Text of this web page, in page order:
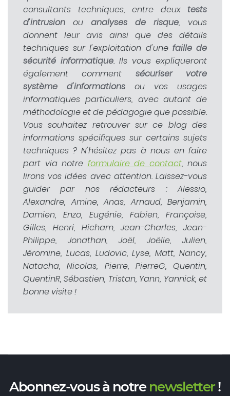
consultants techniques, entre deux tests
d'intrusion ou analyses de risque, vous
donnent leur avis ainsi que des détails
techniques sur l'exploitation d'une faille de
sécurité informatique. Ils vous expliqueront
également comment sécuriser votre
système d'informations ou vos usages
informatiques particuliers, avec autant de
méthodologie et de pédagogie que possible.
Vous souhaitez retrouver sur ce blog des
informations spécifiques sur certains sujets
techniques ? N'hésitez pas à nous en faire
part via notre formulaire de contact, nous
lirons vos idées avec attention. Laissez-vous
guider par nos rédacteurs : Alessio,
Alexandre, Amine, Anas, Arnaud, Benjamin,
Damien, Enzo, Eugénie, Fabien, Françoise,
Gilles, Henri, Hicham, Jean-Charles, Jean-
Philippe, Jonathan, Joël, Joëlie, Julien,
Jéromine, Lucas, Ludovic, Lyse, Matt, Nancy,
Natacha, Nicolas, Pierre, PierreG, Quentin,
QuentinR, Sébastien, Tristan, Yann, Yannick, et
bonne visite !
Abonnez-vous à notrenewsletter!